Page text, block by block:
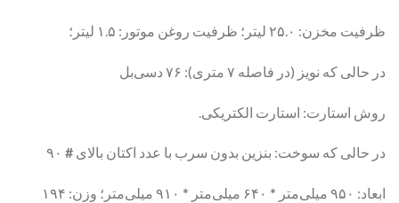
ظرفیت مخزن: ۲۵.۰ لیتر؛ ظرفیت روغن موتور: ۱.۵ لیتر؛
در حالی که نویز (در فاصله ۷ متری): ۷۶ دسی‌بل
روش استارت: استارت الکتریکی.
در حالی که سوخت: بنزین بدون سرب با عدد اکتان بالای # ۹۰
ابعاد: ۹۵۰ میلی‌متر * ۶۴۰ میلی‌متر * ۹۱۰ میلی‌متر؛ وزن: ۱۹۴